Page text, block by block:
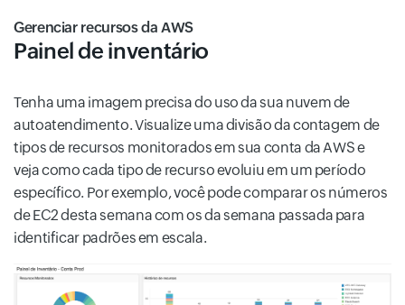
Gerenciar recursos da AWS
Painel de inventário
Tenha uma imagem precisa do uso da sua nuvem de
autoatendimento. Visualize uma divisão da contagem de
tipos de recursos monitorados em sua conta da AWS e
veja como cada tipo de recurso evoluiu em um período
específico. Por exemplo, você pode comparar os números
de EC2 desta semana com os da semana passada para
identificar padrões em escala.